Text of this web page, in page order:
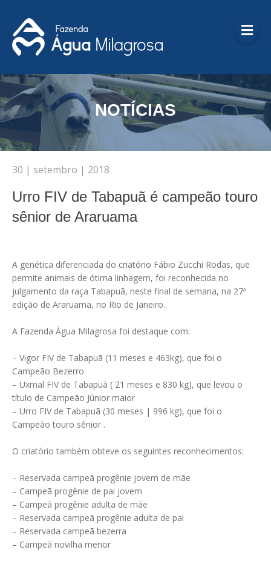
NOTÍCIAS
30 | setembro | 2018
Urro FIV de Tabapuã é campeão touro
sênior de Araruama
A genética diferenciada do criatório Fábio Zucchi Rodas, que
permite animais de ótima linhagem, foi reconhecida no
julgamento da raça Tabapuã, neste final de semana, na 27ª
edição de Araruama, no Rio de Janeiro.
A Fazenda Água Milagrosa foi destaque com:
– Vigor FIV de Tabapuã (11 meses e 463kg), que foi o
Campeão Bezerro
– Uxmal FIV de Tabapuã ( 21 meses e 830 kg), que levou o
título de Campeão Júnior maior
– Urro FIV de Tabapuã (30 meses | 996 kg), que foi o
Campeão touro sênior .
O criatório também obteve os seguintes reconhecimentos:
– Reservada campeã progênie jovem de mãe
– Campeã progênie de pai jovem
– Campeã progênie adulta de mãe
– Reservada campeã progênie adulta de pai
– Reservada campeã bezerra
– Campeã novilha menor